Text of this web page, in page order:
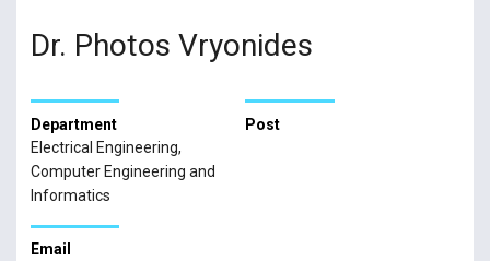
Dr. Photos Vryonides
Department
Electrical Engineering,
Computer Engineering and
Informatics
Post
Email